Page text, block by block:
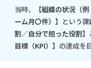
当時、
【組織の状況（
ーム月〇件）】 という
割／自分で担った役割】
目標（KPI）】 の達成を